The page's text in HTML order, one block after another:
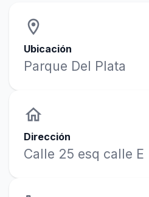
location_on
Ubicación
Parque Del Plata
home
Dirección
Calle 25 esq calle E